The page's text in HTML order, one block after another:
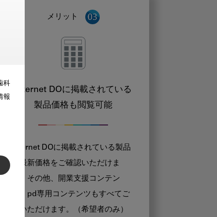
科
報
メリット
Internet DOに掲載されている
製品価格も閲覧可能
Internet DOに掲載されている製品
の最新価格をご確認いただけま
す。その他、開業支援コンテン
ツ、pd専用コンテンツもすべてご
覧いただけます。（希望者のみ）